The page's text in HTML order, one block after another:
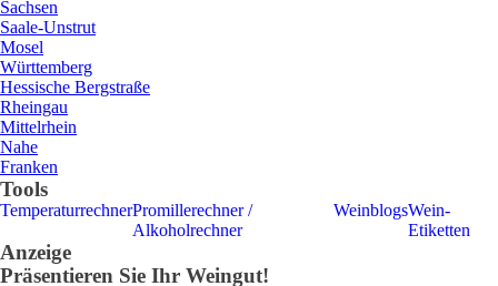
Sachsen
Saale-Unstrut
Mosel
Württemberg
Hessische Bergstraße
Rheingau
Mittelrhein
Nahe
Franken
Tools
TemperaturrechnerPromillerechner /
Alkoholrechner
WeinblogsWein-
Etiketten
Anzeige
Präsentieren Sie Ihr Weingut!